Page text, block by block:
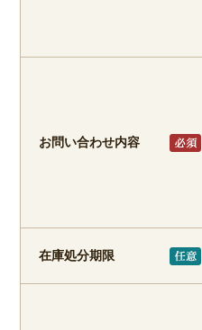
お問い合わせ内容
在庫処分期限